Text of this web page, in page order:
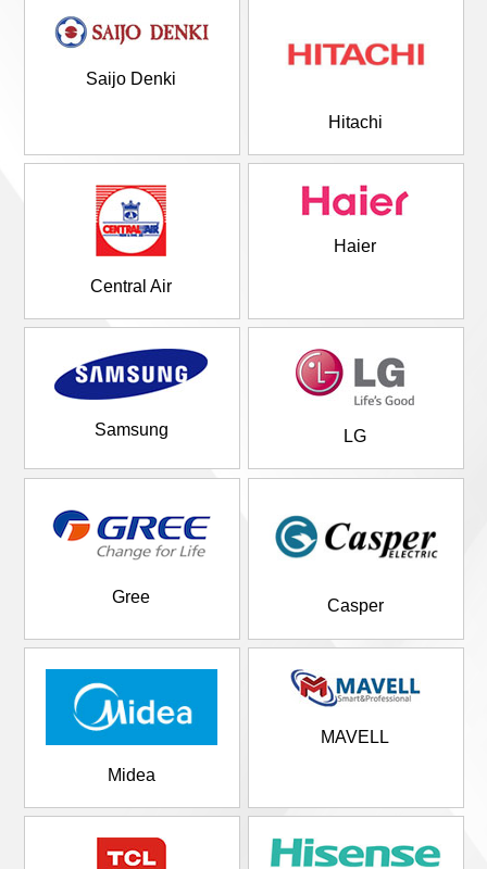
Saijo Denki
Hitachi
Central Air
Haier
Samsung LG
Gree Casper
Midea
MAVELL